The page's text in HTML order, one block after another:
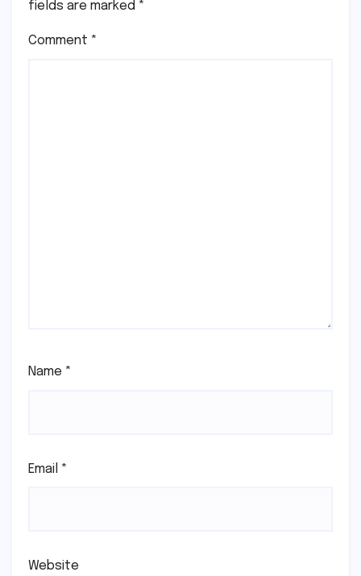
fields are marked *
Comment *
Name *
Email *
Website